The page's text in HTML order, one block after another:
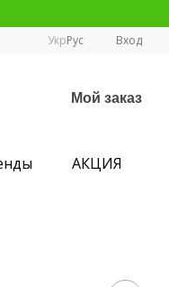
УкрРус Вход
Мой заказ
АКЦИЯ